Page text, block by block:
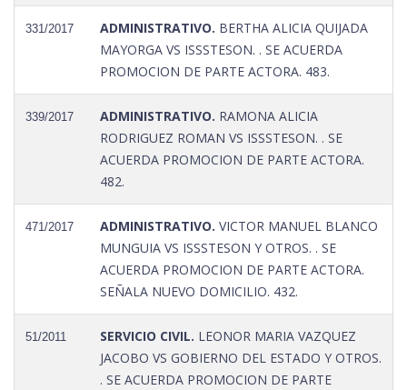
331/2017 ADMINISTRATIVO. BERTHA ALICIA QUIJADA
MAYORGA VS ISSSTESON. . SE ACUERDA
PROMOCION DE PARTE ACTORA. 483.
339/2017 ADMINISTRATIVO. RAMONA ALICIA
RODRIGUEZ ROMAN VS ISSSTESON. . SE
ACUERDA PROMOCION DE PARTE ACTORA.
482.
471/2017 ADMINISTRATIVO. VICTOR MANUEL BLANCO
MUNGUIA VS ISSSTESON Y OTROS. . SE
ACUERDA PROMOCION DE PARTE ACTORA.
SEÑALA NUEVO DOMICILIO. 432.
51/2011 SERVICIO CIVIL. LEONOR MARIA VAZQUEZ
JACOBO VS GOBIERNO DEL ESTADO Y OTROS.
. SE ACUERDA PROMOCION DE PARTE